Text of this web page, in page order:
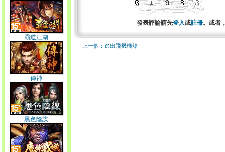
霸道江湖
傳神
黑色陰謀
發表評論請先登入或註冊。或者
上一個：逃出飛機機艙